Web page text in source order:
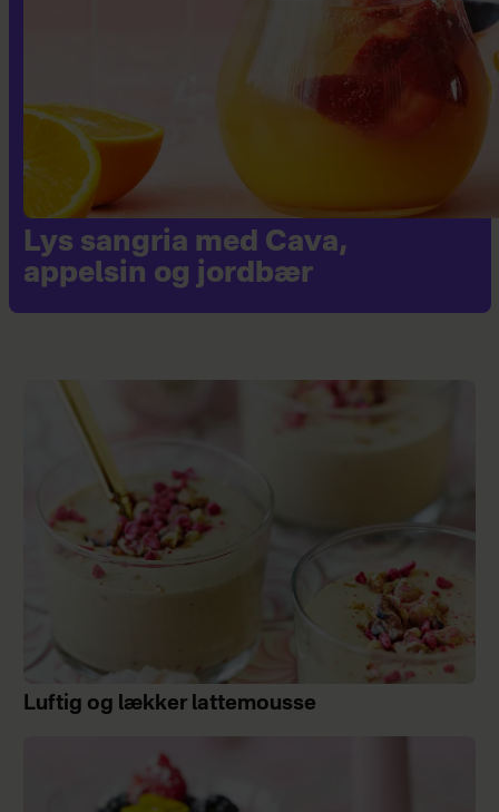
Lys sangria med Cava,
appelsin og jordbær
Luftig og lækker lattemousse